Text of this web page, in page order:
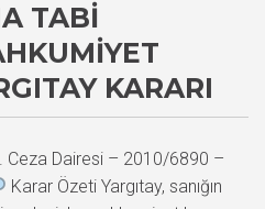
TABI
KARARI
Ceza Dairesi – 2010/6890 –
Karar Özeti Yargıtay, sanığın